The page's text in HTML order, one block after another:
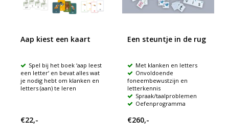
Aap kiest een kaart
Spel bij het boek ‘aap leest
een letter‘ en bevat alles wat
je nodig hebt om klanken en
letters (aan) te leren
€22,-
Een steuntje in de rug
Met klanken en letters
Onvoldoende
foneembewustzijn en
letterkennis
Spraak/taalproblemen
Oefenprogramma
€260,-